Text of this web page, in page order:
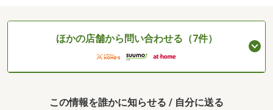
ほかの店舗から問い合わせる（7件）
この情報を誰かに知らせる / 自分に送る